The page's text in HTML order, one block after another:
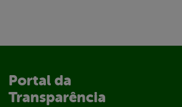
Portal da
Transparência